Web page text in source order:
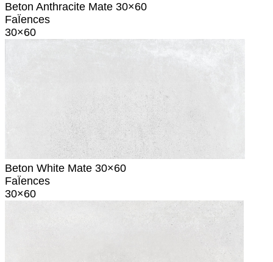
Beton Anthracite Mate 30×60
FaÏences
30×60
Beton White Mate 30×60
FaÏences
30×60